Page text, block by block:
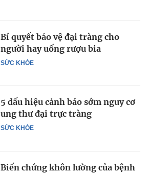
SỨC KHỎE
Bí quyết bảo vệ đại tràng cho
người hay uống rượu bia
SỨC KHỎE
5 dấu hiệu cảnh báo sớm nguy cơ
ung thư đại trực tràng
Biến chứng khôn lường của bệnh